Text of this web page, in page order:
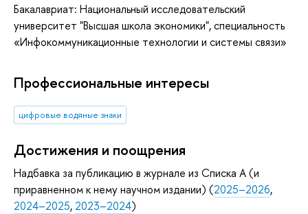
Бакалавриат: Национальный исследовательский
университет "Высшая школа экономики", специальность
«Инфокоммуникационные технологии и системы связи»
Профессиональные интересы
цифровые водяные знаки
Достижения и поощрения
Надбавка за публикацию в журнале из Списка А (и
приравненном к нему научном издании) (2025–2026,
2024–2025, 2023–2024)